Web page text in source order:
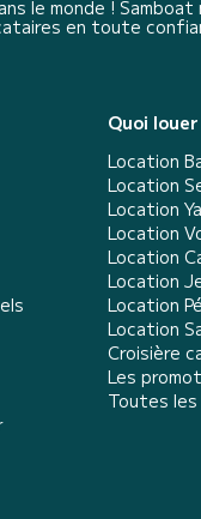
le monde !
en toute
Quoi louer
Location
Location
Location
Location
Location
Location
Location
Location
Croisière
Les
Toutes les